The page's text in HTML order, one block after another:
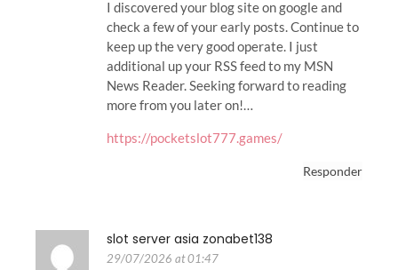
I discovered your blog site on google and
check a few of your early posts. Continue to
keep up the very good operate. I just
additional up your RSS feed to my MSN
News Reader. Seeking forward to reading
more from you later on!…
https://pocketslot777.games/
Responder
slot server asia zonabet138
29/07/2026 at 01:47